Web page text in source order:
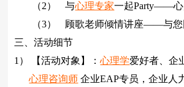
（2）
与心理专家一起Party――心
（3）
顾歌老师倾情讲座――与您
三、活动细节
1）
【活动对象】 ：心理学爱好者、企
心理咨询师 企业EAP专员，企业人